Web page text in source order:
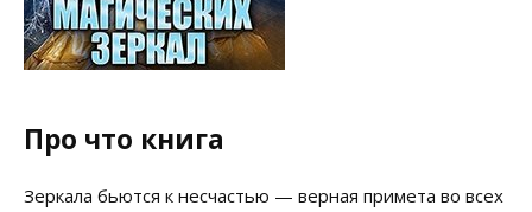
Про что книга
Зеркала бьются к несчастью — верная примета во всех